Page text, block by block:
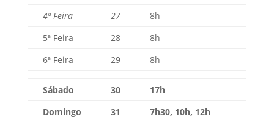
4ª Feira
27
8h
5ª Feira
28
8h
6ª Feira
29 8h
Sábado 30
17h
Domingo
31 7h30, 10h, 12h